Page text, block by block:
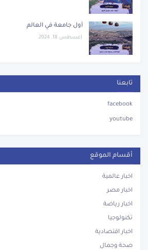
أول جامعة في العالم
اغسطس 18, 2024
تابعنا
facebook
youtube
أقسام الموقع
اخبار عالمية
اخبار مصر
اخبار رياضة
تكنولوجيا
اخبار اقتصادية
صحة وجمال